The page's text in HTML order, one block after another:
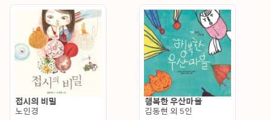
접시의 비밀
노인경
행복한 우산마을
김동현 외 5인